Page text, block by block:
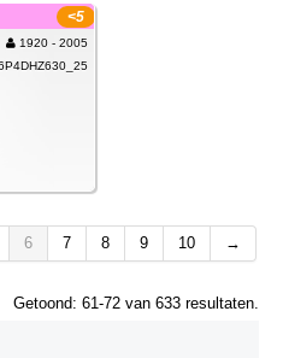
plaatsen<5
1920 - 2005
6 7 8 9 10 →
Getoond: 61-72 van 633 resultaten.